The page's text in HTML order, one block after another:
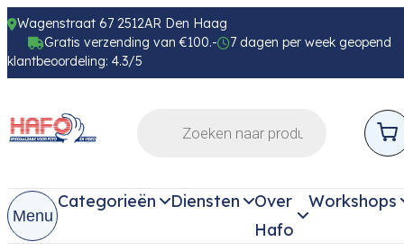
Wagenstraat 67 2512AR Den Haag
Gratis verzending van €100.-
7 dagen per week geopend
klantbeoordeling: 4.3/5
Menu
Categorieën Diensten
Over
Hafo
Workshops